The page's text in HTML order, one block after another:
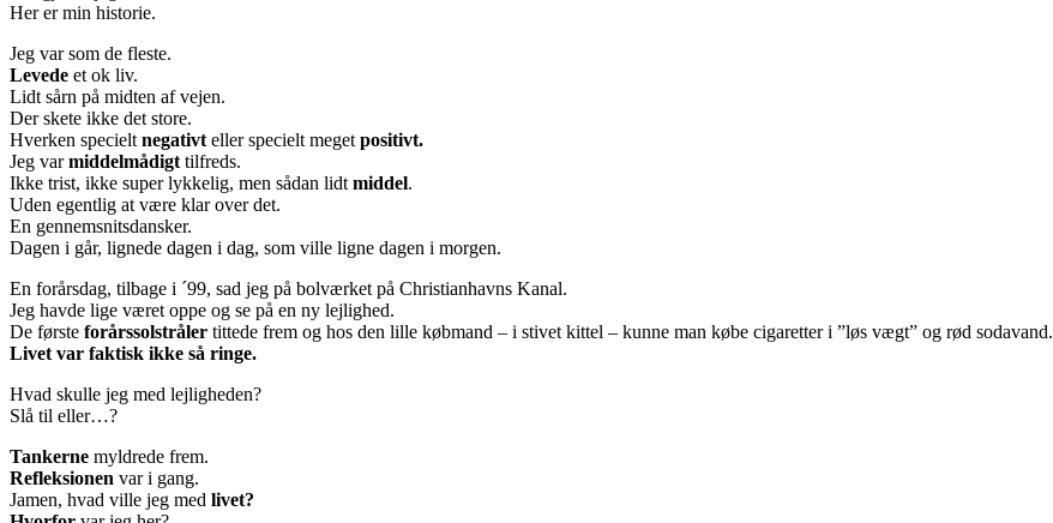
Her er min historie.
Jeg var som de fleste.
Levede et ok liv.
Lidt sårn på midten af vejen.
Der skete ikke det store.
Hverken specielt negativt eller specielt meget positivt.
Jeg varmiddelmådigt tilfreds.
Ikke trist, ikke super lykkelig, men sådan lidt middel.
Uden egentlig at være klar over det.
En gennemsnitsdansker.
Dagen i går, lignede dagen i dag, som ville ligne dagen i morgen.
En forårsdag, tilbage i ´99, sad jeg på bolværket på Christianhavns Kanal.
Jeg havde lige været oppe og se på en ny lejlighed.
De første forårssolstråler tittede frem og hos den lille købmand – i stivet kittel – kunne man købe cigaretter i ”løs vægt” og rød sodavand.
Livet var faktisk ikke så ringe.
Hvad skulle jeg med lejligheden?
Slå til eller…?
Tankerne myldrede frem.
Refleksionen var i gang.
Jamen, hvad ville jeg med livet?